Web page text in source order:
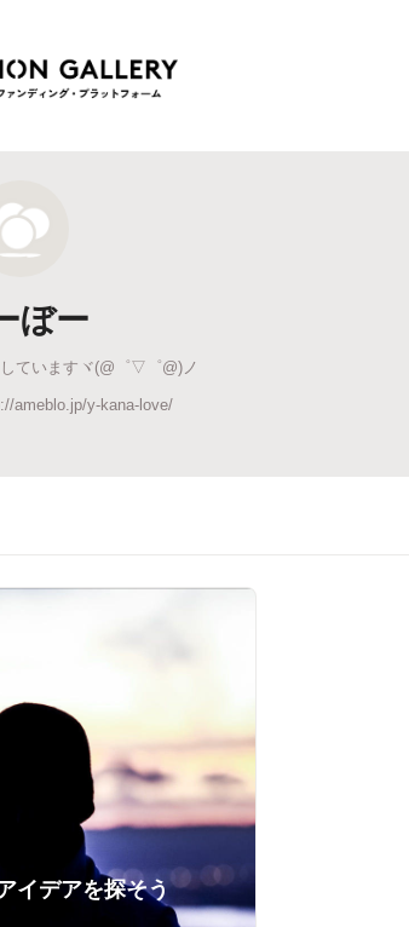
ジェクト
ターから探す 特集から探す
ぼー
ていますヾ(@゜▽゜@)ノ
ameblo.jp/y-kana-love/
イデアを探そう